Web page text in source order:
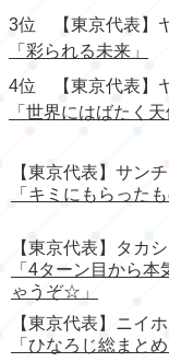
3位 【東京代表】
「彩られる未来」
4位 【東京代表】
「世界にはばたく天
【東京代表】サン
「キミにもらったも
【東京代表】タカ
「4ターン目から本
ゃうぞ☆」
【東京代表】ニイ
「ひなろじ総まとめ